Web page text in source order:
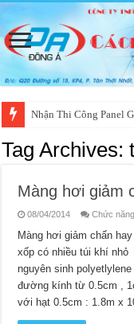
Nhận Thi Công Panel
Tag Archives:
Màng hơi giảm
08/04/2014 Chức
Màng hơi giảm chấn
xốp có nhiều túi khí
nguyên sinh
đường kính từ 0.5cm ,
với hạt 0.5cm : 1.8m x